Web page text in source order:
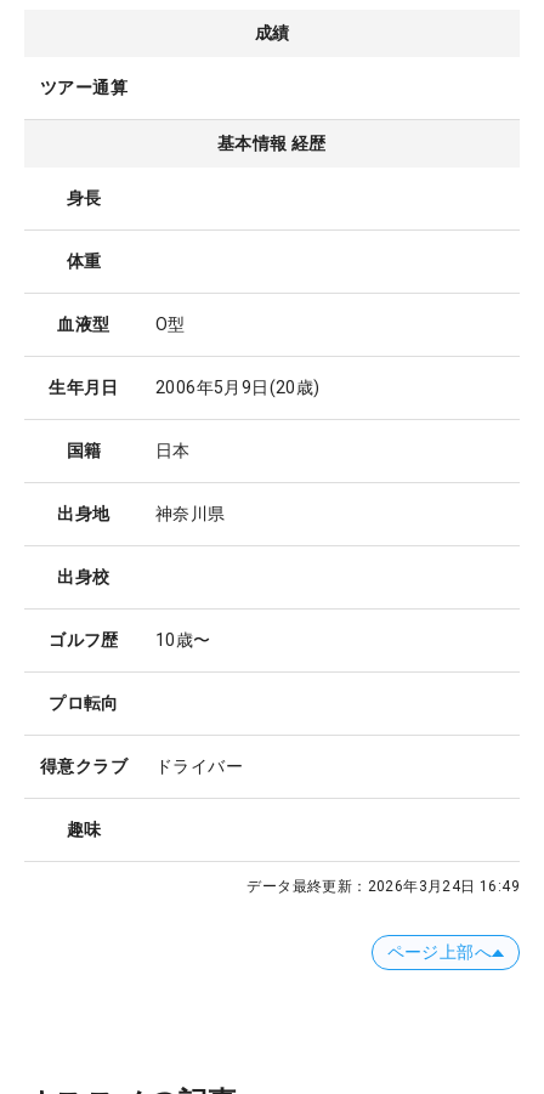
成績
ツアー通算
基本情報 経歴
身長
体重
血液型 O型
生年月日 2006年5月9日(20歳)
国籍 日本
出身地 神奈川県
出身校
ゴルフ歴 10歳〜
プロ転向
得意クラブ ドライバー
趣味
データ最終更新： 2026年3月24日 16:49
ページ上部へ